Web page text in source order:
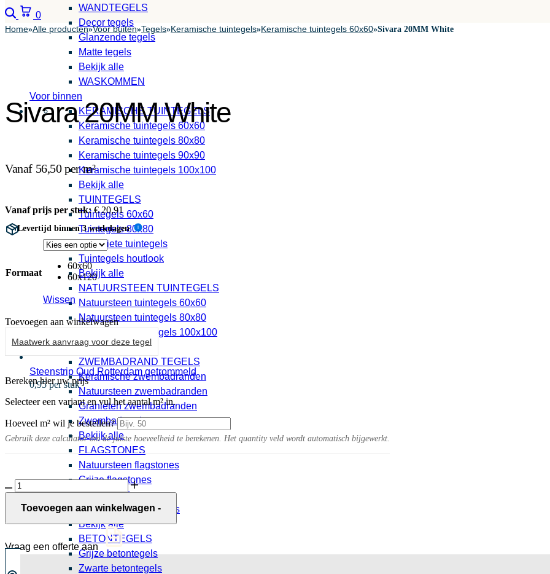
Steenstrip Oud Rotterdam getrommeld
0,95 per stuk
WANDTEGELS
Decor tegels
Glanzende tegels
Matte tegels
Bekijk alle
WASKOMMEN
Voor binnen
KERAMISCHE TUINTEGELS
Keramische tuintegels 60x60
Keramische tuintegels 80x80
Keramische tuintegels 90x90
Keramische tuintegels 100x100
Bekijk alle
TUINTEGELS
Tuintegels 60x60
Tuintegels 80x80
Antraciete tuintegels
Tuintegels houtlook
Bekijk alle
NATUURSTEEN TUINTEGELS
Natuursteen tuintegels 60x60
Natuursteen tuintegels 80x80
Natuursteen tuintegels 100x100
Bekijk alle
ZWEMBADRAND TEGELS
Keramische zwembadranden
Natuursteen zwembadranden
Granieten zwembadranden
Zwembadranden
Bekijk alle
FLAGSTONES
Natuursteen flagstones
Grijze flagstones
Beige flagstones
Rood bruine flagstones
Bekijk alle
BETONTEGELS
Grijze betontegels
Zwarte betontegels
Zoeken
0 Winkelwagen
Home»Alle producten»Voor buiten»Tegels»Keramische tuintegels»Keramische tuintegels 60x60»Sivara 20MM White
Sivara 20MM White
Vanaf 56,50 per m²
Vanaf prijs per stuk: €20,91
Levertijd binnen 3 werkdagen i
Formaat
60x60
60x120
Wissen
Toevoegen aan winkelwagen
Maatwerk aanvraag voor deze tegel
Bereken hier uw prijs
Selecteer een variant en vul het aantal m² in.
Hoeveel m² wil je bestellen?
Gebruik deze calculator om de juiste hoeveelheid te berekenen. Het quantity veld wordt automatisch bijgewerkt.
Sivara
20MM
White
Toevoegen aan winkelwagen -
Vraag een offerte aan